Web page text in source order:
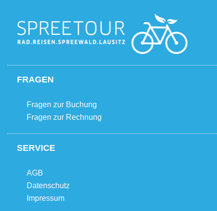
FRAGEN
Fragen zur Buchung
Fragen zur Rechnung
SERVICE
AGB
Datenschutz
Impressum